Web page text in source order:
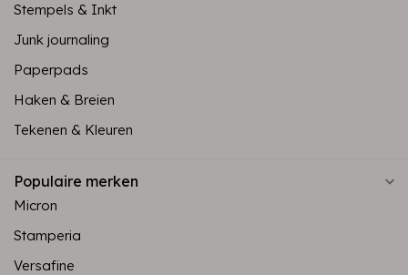
Stempels & Inkt
Junk journaling
Paperpads
Haken & Breien
Tekenen & Kleuren
Populaire merken
Micron
Stamperia
Versafine